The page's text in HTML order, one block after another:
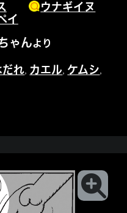
ウナギイヌ
イ
ゃんより
だれ カエル ケムシ